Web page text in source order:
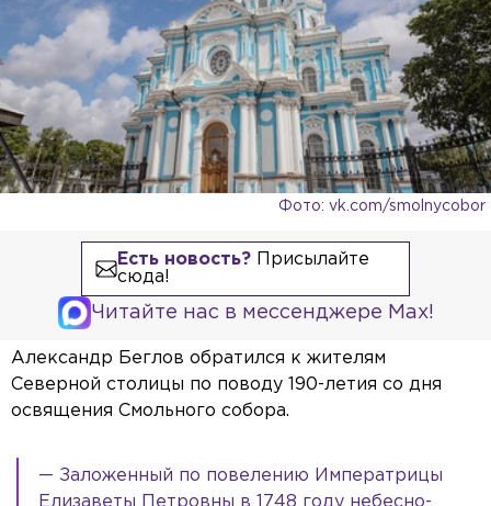
Фото: vk.com/smolnycobor
Есть новость?Присылайте
сюда!
Читайте нас в мессенджере Max!
Александр Беглов обратился к жителям
Северной столицы по поводу 190-летия со дня
освящения Смольного собора.
— Заложенный по повелению Императрицы
Елизаветы Петровны в 1748 году небесно-